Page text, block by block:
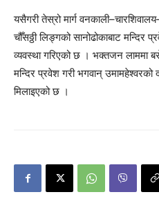
यसैगरी तेस्रो मार्ग
चौँसठ्ठी लिङ्गको सानोढोकाबाट मन्दिर
व्यवस्था गरिएको छ । भक्तजन लाममा
मन्दिर प्रवेश गरी भगवान्
मिलाइएको छ ।